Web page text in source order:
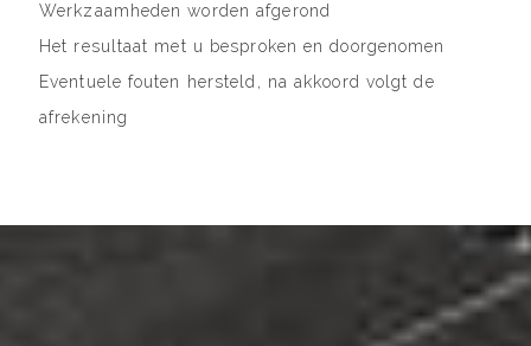
Werkzaamheden worden afgerond
Het resultaat met u besproken en doorgenomen
Eventuele fouten hersteld, na akkoord volgt de
afrekening